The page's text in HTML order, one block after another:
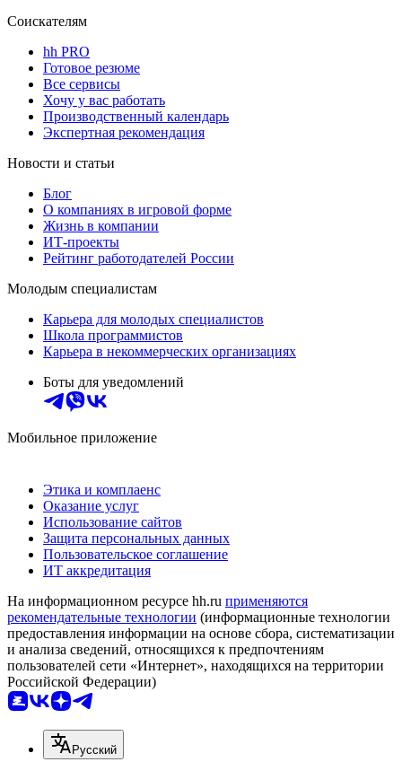
Соискателям
hh PRO
Готовое резюме
Все сервисы
Хочу у вас работать
Производственный календарь
Экспертная рекомендация
Новости и статьи
Блог
О компаниях в игровой форме
Жизнь в компании
ИТ-проекты
Рейтинг работодателей России
Молодым специалистам
Карьера для молодых специалистов
Школа программистов
Карьера в некоммерческих организациях
Боты для уведомлений
Мобильное приложение
Этика и комплаенс
Оказание услуг
Использование сайтов
Защита персональных данных
Пользовательское соглашение
ИТ аккредитация
На информационном ресурсе hh.ru применяются
рекомендательные технологии (информационные технологии
предоставления информации на основе сбора, систематизации
и анализа сведений, относящихся к предпочтениям
пользователей сети «Интернет», находящихся на территории
Российской Федерации)
Русский